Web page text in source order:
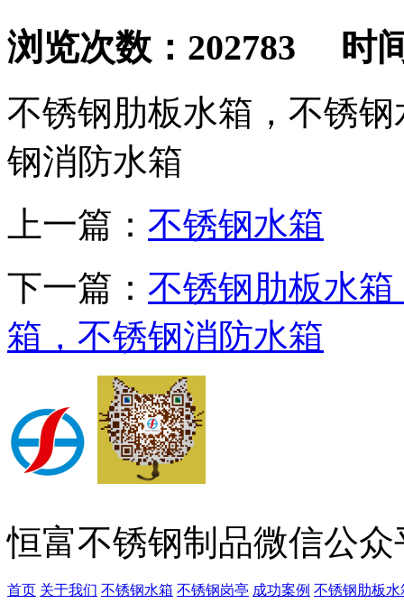
浏览次数：202783 时
不锈钢肋板水箱，不锈
钢消防水箱
上一篇： 不锈钢水箱
下一篇： 不锈钢肋板水
箱，不锈钢消防水箱
恒富不锈钢制品微信公众
首页 关于我们 不锈钢水箱 不锈钢岗亭 成功案例 不锈钢肋板水